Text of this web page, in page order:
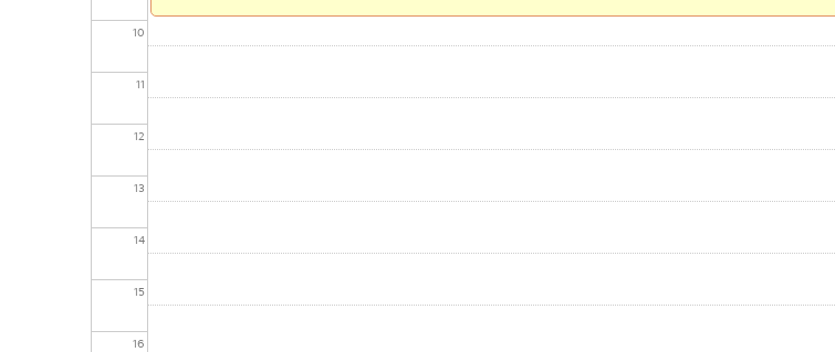
10
11
12
13
14
15
16